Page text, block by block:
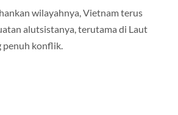
wilayahnya, Vietnam terus
alutsistanya, terutama di Laut
penuh konflik.